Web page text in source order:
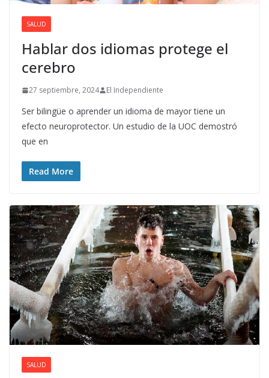
SALUD
Hablar dos idiomas protege el
cerebro
27 septiembre, 2024 El Independiente
Ser bilingüe o aprender un idioma de mayor tiene un
efecto neuroprotector. Un estudio de la UOC demostró
que en
Read More
SALUD